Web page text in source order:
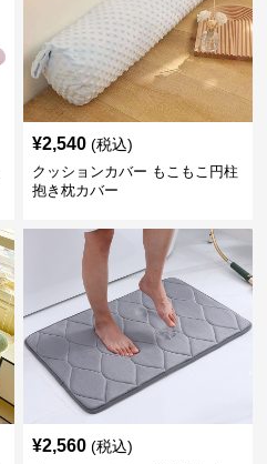
¥2,540 (税込)
クッションカバー もこもこ円柱
抱き枕カバー
¥2,560 (税込)